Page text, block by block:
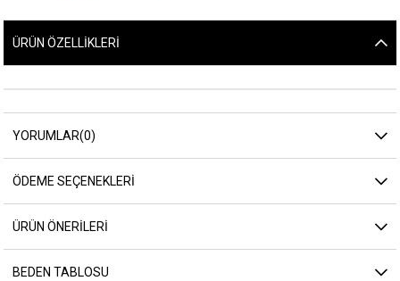
ÜRÜN ÖZELLIKLERI
YORUMLAR(0)
ÖDEME SEÇENEKLERI
ÜRÜN ÖNERILERI
BEDEN TABLOSU